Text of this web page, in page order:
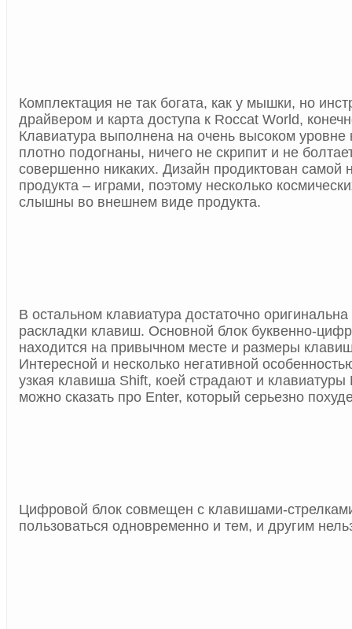
Комплектация не так богата, как у мышки, но
драйвером и карта доступа к Roccat World,
Клавиатура выполнена на очень высоком уровне
плотно подогнаны, ничего не скрипит и не
совершенно никаких. Дизайн продиктован самой
продукта – играми, поэтому несколько
слышны во внешнем виде продукта.
В остальном клавиатура достаточно оригинальна
раскладки клавиш. Основной блок буквенно-
находится на привычном месте и размеры
Интересной и несколько негативной
узкая клавиша Shift, коей страдают и клавиатуры
можно сказать про Enter, который серьезно
Цифровой блок совмещен с клавишами-
пользоваться одновременно и тем, и другим